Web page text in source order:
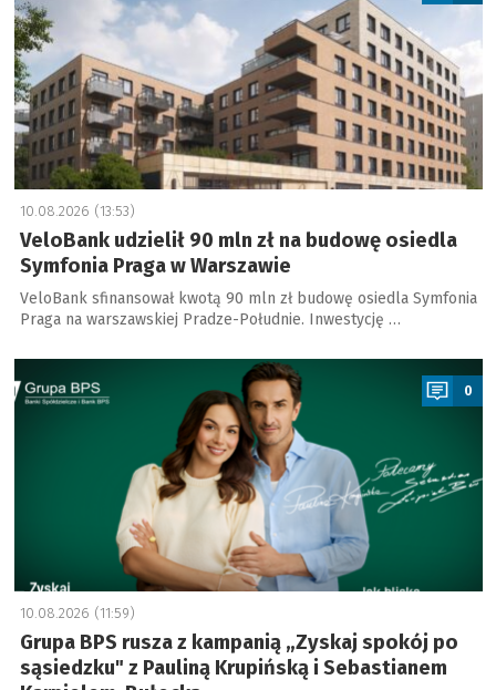
10.08.2026 (13:53)
VeloBank udzielił 90 mln zł na budowę osiedla
Symfonia Praga w Warszawie
VeloBank sfinansował kwotą 90 mln zł budowę osiedla Symfonia
Praga na warszawskiej Pradze-Południe. Inwestycję …
a
0
10.08.2026 (11:59)
Grupa BPS rusza z kampanią „Zyskaj spokój po
sąsiedzku" z Pauliną Krupińską i Sebastianem